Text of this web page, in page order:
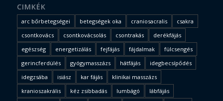
CIMKÉK
arc bőrbetegségei betegségek oka craniosacralis
csakra
csontkovács
csontkovácsolás csontrakás
derékfájás
egészség
energetizálás fejfájás fájdalmak
fülcsengés
gerincferdülés
gyógymasszázs hátfájás
idegbecsípődés
idegzsába
isiász kar fájás
klinikai masszázs
kranioszakrális
kéz zsibbadás lumbágó
lábfájás